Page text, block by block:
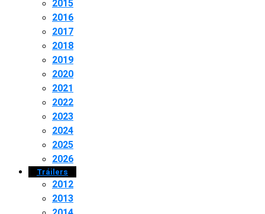
2015
2016
2017
2018
2019
2020
2021
2022
2023
2024
2025
2026
Tráilers
2012
2013